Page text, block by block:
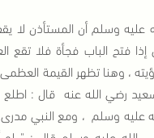
عليه وسلم أن المستأذن لا
إذا فتح الباب فجأة فلا تقع
، وهنا تظهر القيمة
رضي الله عنه قال :
عليه وسلم ، ومع النبي